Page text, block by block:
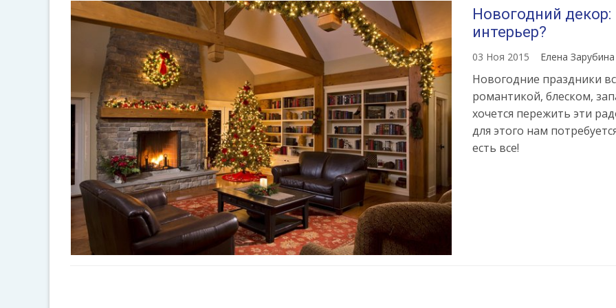
Новогодний
интерьер?
03 Ноя 2015 Елена
Новогодние праздники
романтикой, блеском,
хочется пережить эти
для этого нам
есть все!